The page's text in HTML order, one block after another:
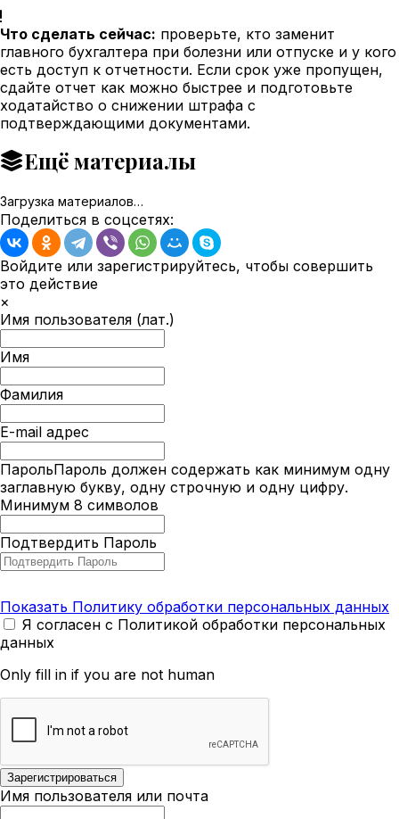
Что сделать сейчас: проверьте, кто заменит
главного бухгалтера при болезни или отпуске и у кого
есть доступ к отчетности. Если срок уже пропущен,
сдайте отчет как можно быстрее и подготовьте
ходатайство о снижении штрафа с
подтверждающими документами.
Ещё материалы
Загрузка материалов…
Поделиться в соцсетях:
Войдите или зарегистрируйтесь, чтобы совершить
это действие
×
Имя пользователя (лат.)
Имя
Фамилия
E-mail адрес
ПарольПароль должен содержать как минимум одну
заглавную букву, одну строчную и одну цифру.
Минимум 8 символов
Подтвердить Пароль
Показать Политику обработки персональных данных
Я согласен с Политикой обработки персональных
данных
Only fill in if you are not human
Имя пользователя или почта